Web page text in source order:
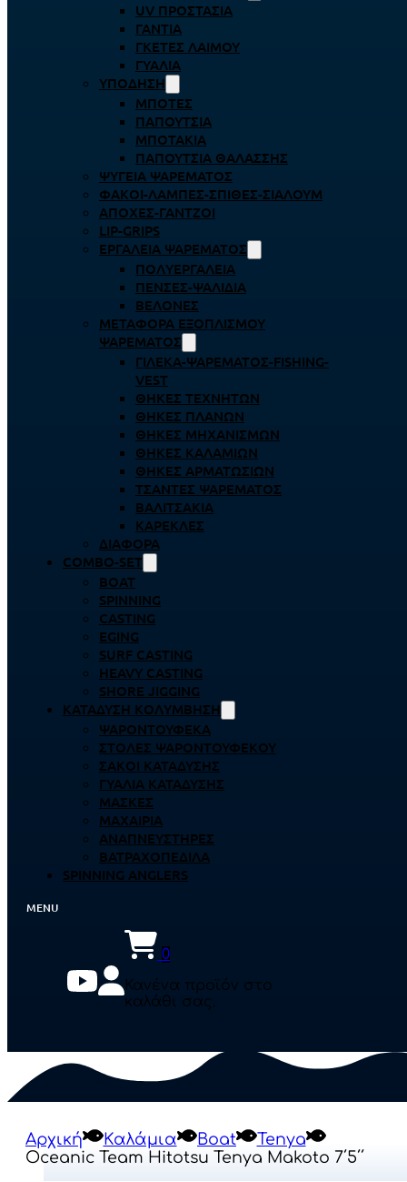
UV ΠΡΟΣΤΑΣΊΑ
ΓΆΝΤΙΑ
ΓΚΈΤΕΣ ΛΑΊΜΟΥ
ΓΥΑΛΙΆ
ΥΠΌΔΗΣΗ
ΜΠΌΤΕΣ
ΠΑΠΟΎΤΣΙΑ
ΜΠΟΤΆΚΙΑ
ΠΑΠΟΎΤΣΙΑ ΘΑΛΆΣΣΗΣ
ΨΥΓΕΊΑ ΨΑΡΈΜΑΤΟΣ
ΦΑΚΟΊ-ΛΆΜΠΕΣ-ΣΠΊΘΕΣ-ΣΊΑΛΟΥΜ
ΑΠΌΧΕΣ-ΓΆΝΤΖΟΙ
LIP-GRIPS
EΡΓΑΛΕΊΑ ΨΑΡΈΜΑΤΟΣ
ΠΟΛΥΕΡΓΑΛΕΊΑ
ΠΈΝΣΕΣ-ΨΑΛΊΔΙΑ
ΒΕΛΌΝΕΣ
ΜΕΤΑΦΟΡΆ ΕΞΟΠΛΙΣΜΟΎ
ΨΑΡΈΜΑΤΟΣ
ΓΙΛΈΚΑ-ΨΑΡΈΜΑΤΟΣ-FISHING-
VEST
ΘΉΚΕΣ ΤΕΧΝΗΤΏΝ
ΘΉΚΕΣ ΠΛΆΝΩΝ
ΘΉΚΕΣ ΜΗΧΑΝΙΣΜΏΝ
ΘΉΚΕΣ ΚΑΛΑΜΙΏΝ
ΘΉΚΕΣ ΑΡΜΑΤΩΣΙΏΝ
ΤΣΆΝΤΕΣ ΨΑΡΈΜΑΤΟΣ
ΒΑΛΙΤΣΆΚΙΑ
ΚΑΡΈΚΛΕΣ
ΔΙΆΦΟΡΑ
COMBO-SET
BOAT
SPINNING
CASTING
EGING
SURF CASTING
HEAVY CASTING
SHORE JIGGING
ΚΑΤΆΔΥΣΗ ΚΟΛΎΜΒΗΣΗ
ΨΑΡΟΝΤΟΎΦΕΚΑ
ΣΤΟΛΈΣ ΨΑΡΟΝΤΟΎΦΕΚΟΥ
ΣΆΚΟΙ ΚΑΤΆΔΥΣΗΣ
ΓΥΑΛΙΆ ΚΑΤΆΔΥΣΗΣ
ΜΆΣΚΕΣ
ΜΑΧΑΊΡΙΑ
ΑΝΑΠΝΕΥΣΤΉΡΕΣ
ΒΑΤΡΑΧΟΠΈΔΙΛΑ
SPINNING ANGLERS
0
Κανένα προϊόν στο
καλάθι σας.
Αρχική Καλάμια Boat
Tenya
Oceanic Team Hitotsu Tenya Makoto 7΄5΄΄